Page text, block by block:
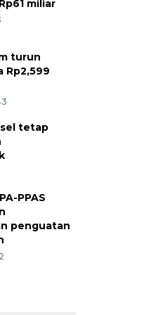
miliar
turun
Rp2,599
tetap
PPAS
penguatan